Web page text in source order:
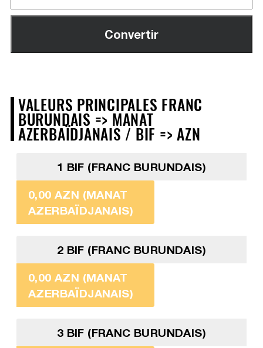
VALEURS PRINCIPALES FRANC
BURUNDAIS => MANAT
AZERBAÏDJANAIS / BIF => AZN
1 BIF (FRANC BURUNDAIS)
0,00 AZN (MANAT
AZERBAÏDJANAIS)
2 BIF (FRANC BURUNDAIS)
0,00 AZN (MANAT
AZERBAÏDJANAIS)
3 BIF (FRANC BURUNDAIS)